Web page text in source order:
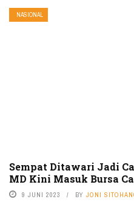
NASIONAL
Sempat Ditawari Jadi
MD Kini Masuk Bursa
9 JUNI 2023 BY JONI